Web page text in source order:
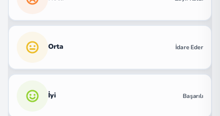
Orta İdare Eder
İyi Başarılı